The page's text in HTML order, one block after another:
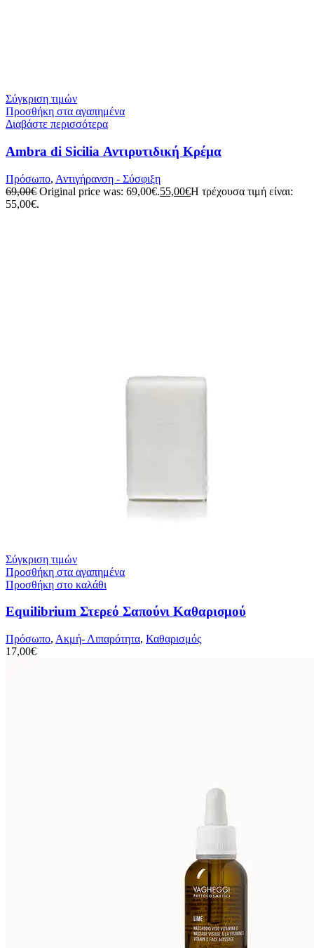
Σύγκριση τιμών
Προσθήκη στα αγαπημένα
Διαβάστε περισσότερα
Ambra di Sicilia Αντιρυτιδική Κρέμα
Πρόσωπο, Αντιγήρανση - Σύσφιξη
69,00€ Original price was: 69,00€.55,00€Η τρέχουσα τιμή είναι:
55,00€.
Σύγκριση τιμών
Προσθήκη στα αγαπημένα
Προσθήκη στο καλάθι
Equilibrium Στερεό Σαπούνι Καθαρισμού
Πρόσωπο, Ακμή- Λιπαρότητα, Καθαρισμός
17,00€